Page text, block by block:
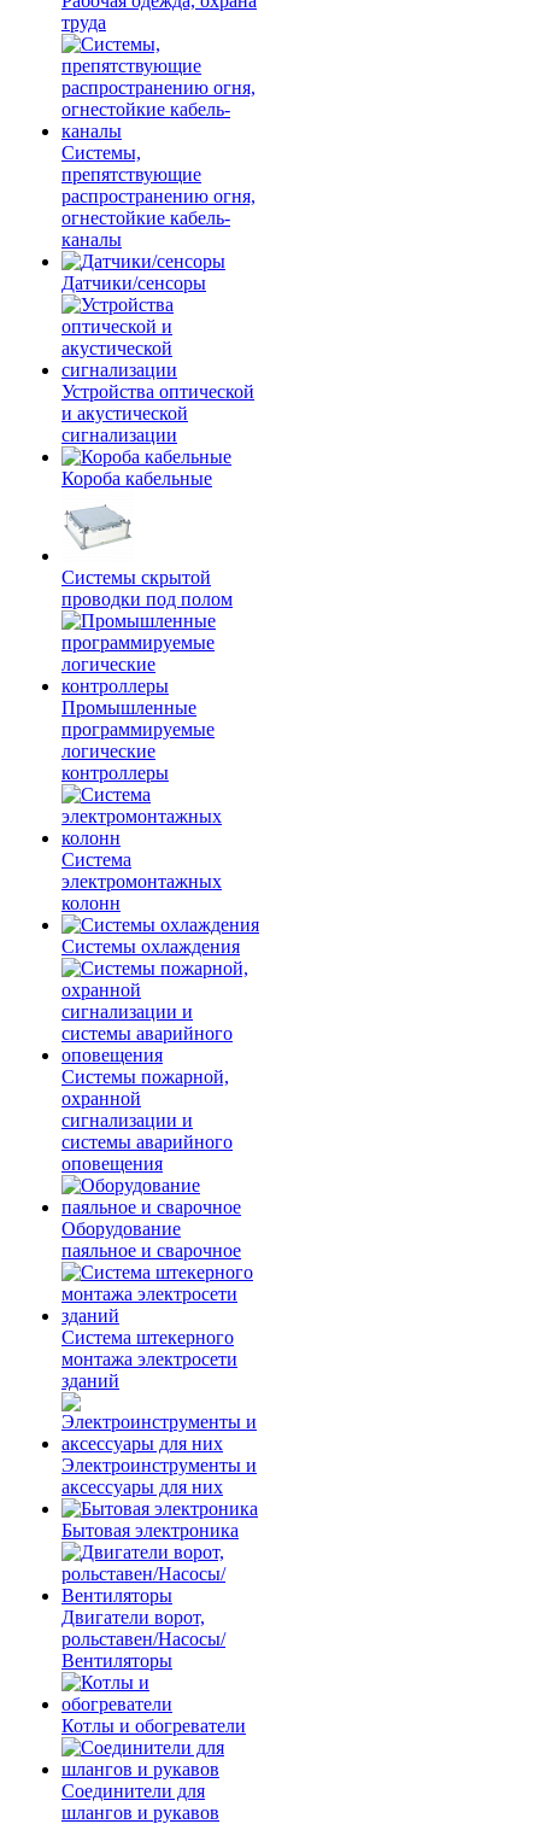
труда
Системы,
препятствующие
распространению огня,
огнестойкие кабель-
каналы
Датчики/сенсоры
Устройства оптической
и акустической
сигнализации
Короба кабельные
Системы скрытой
проводки под полом
Промышленные
программируемые
логические
контроллеры
Система
электромонтажных
колонн
Системы охлаждения
Системы пожарной,
охранной
сигнализации и
системы аварийного
оповещения
Оборудование
паяльное и сварочное
Система штекерного
монтажа электросети
зданий
Электроинструменты и
аксессуары для них
Бытовая электроника
Двигатели ворот,
рольставен/Насосы/
Вентиляторы
Котлы и обогреватели
Соединители для
шлангов и рукавов